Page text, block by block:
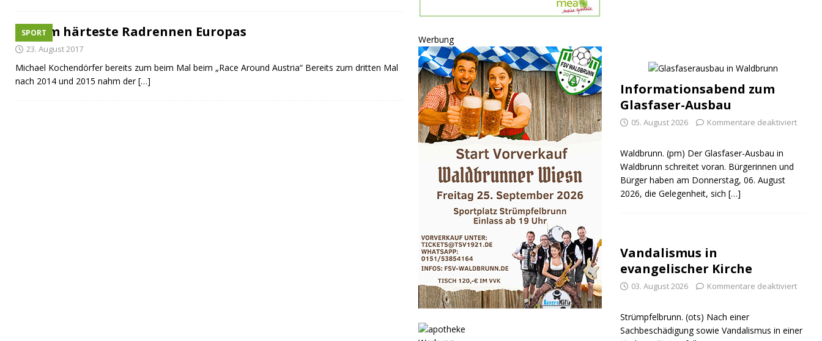
[ 07. Juli 2026 ]
Sommerfest mit Fahrzeugweihe gefeiert
[ 05. August 2026 ] Informationsabend zum Glasfaser-Ausbau
WIRTSCHAFT
[ 03. August 2026 ]
SPORT
Beim härteste Radrennen Europas
23. August 2017
Michael Kochendörfer bereits zum beim Mal beim „Race Around Austria“ Bereits zum dritten Mal
nach 2014 und 2015 nahm der[…]
Werbung
Informationsabend zum
Glasfaser-Ausbau
05. August 2026 Kommentare deaktiviert
Waldbrunn. (pm) Der Glasfaser-Ausbau in
Waldbrunn schreitet voran. Bürgerinnen und
Bürger haben am Donnerstag, 06. August
2026, die Gelegenheit, sich […]
Vandalismus in
evangelischer Kirche
03. August 2026 Kommentare deaktiviert
Strümpfelbrunn. (ots) Nach einer
Sachbeschädigung sowie Vandalismus in einer